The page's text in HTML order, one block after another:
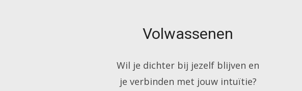
Volwassenen
Wil je dichter bij jezelf blijven en
je verbinden met jouw intuïtie?